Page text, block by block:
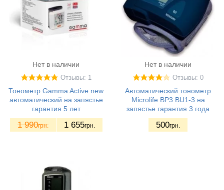
Нет в наличии
Отзывы: 1
Тонометр Gamma Active new
автоматический на запястье
гарантия 5 лет
1 990грн. 1 655грн.
Нет в наличии
Отзывы: 0
Автоматический тонометр
Microlife BP3 BU1-3 на
запястье гарантия 3 года
500грн.